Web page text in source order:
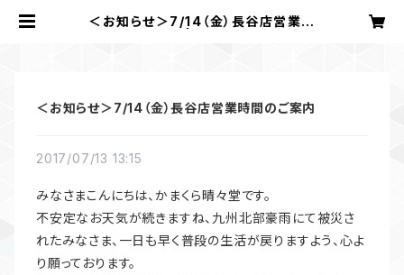
＜お知らせ＞7/14（金）長谷店営業時
＜お知らせ＞7/14（金）長谷店営業時間のご案内
2017/07/13 13:15
みなさまこんにちは、かまくら晴々堂です。
不安定なお天気が続きますね、九州北部豪雨にて被災さ
れたみなさま、一日も早く普段の生活が戻りますよう、心よ
り願っております。